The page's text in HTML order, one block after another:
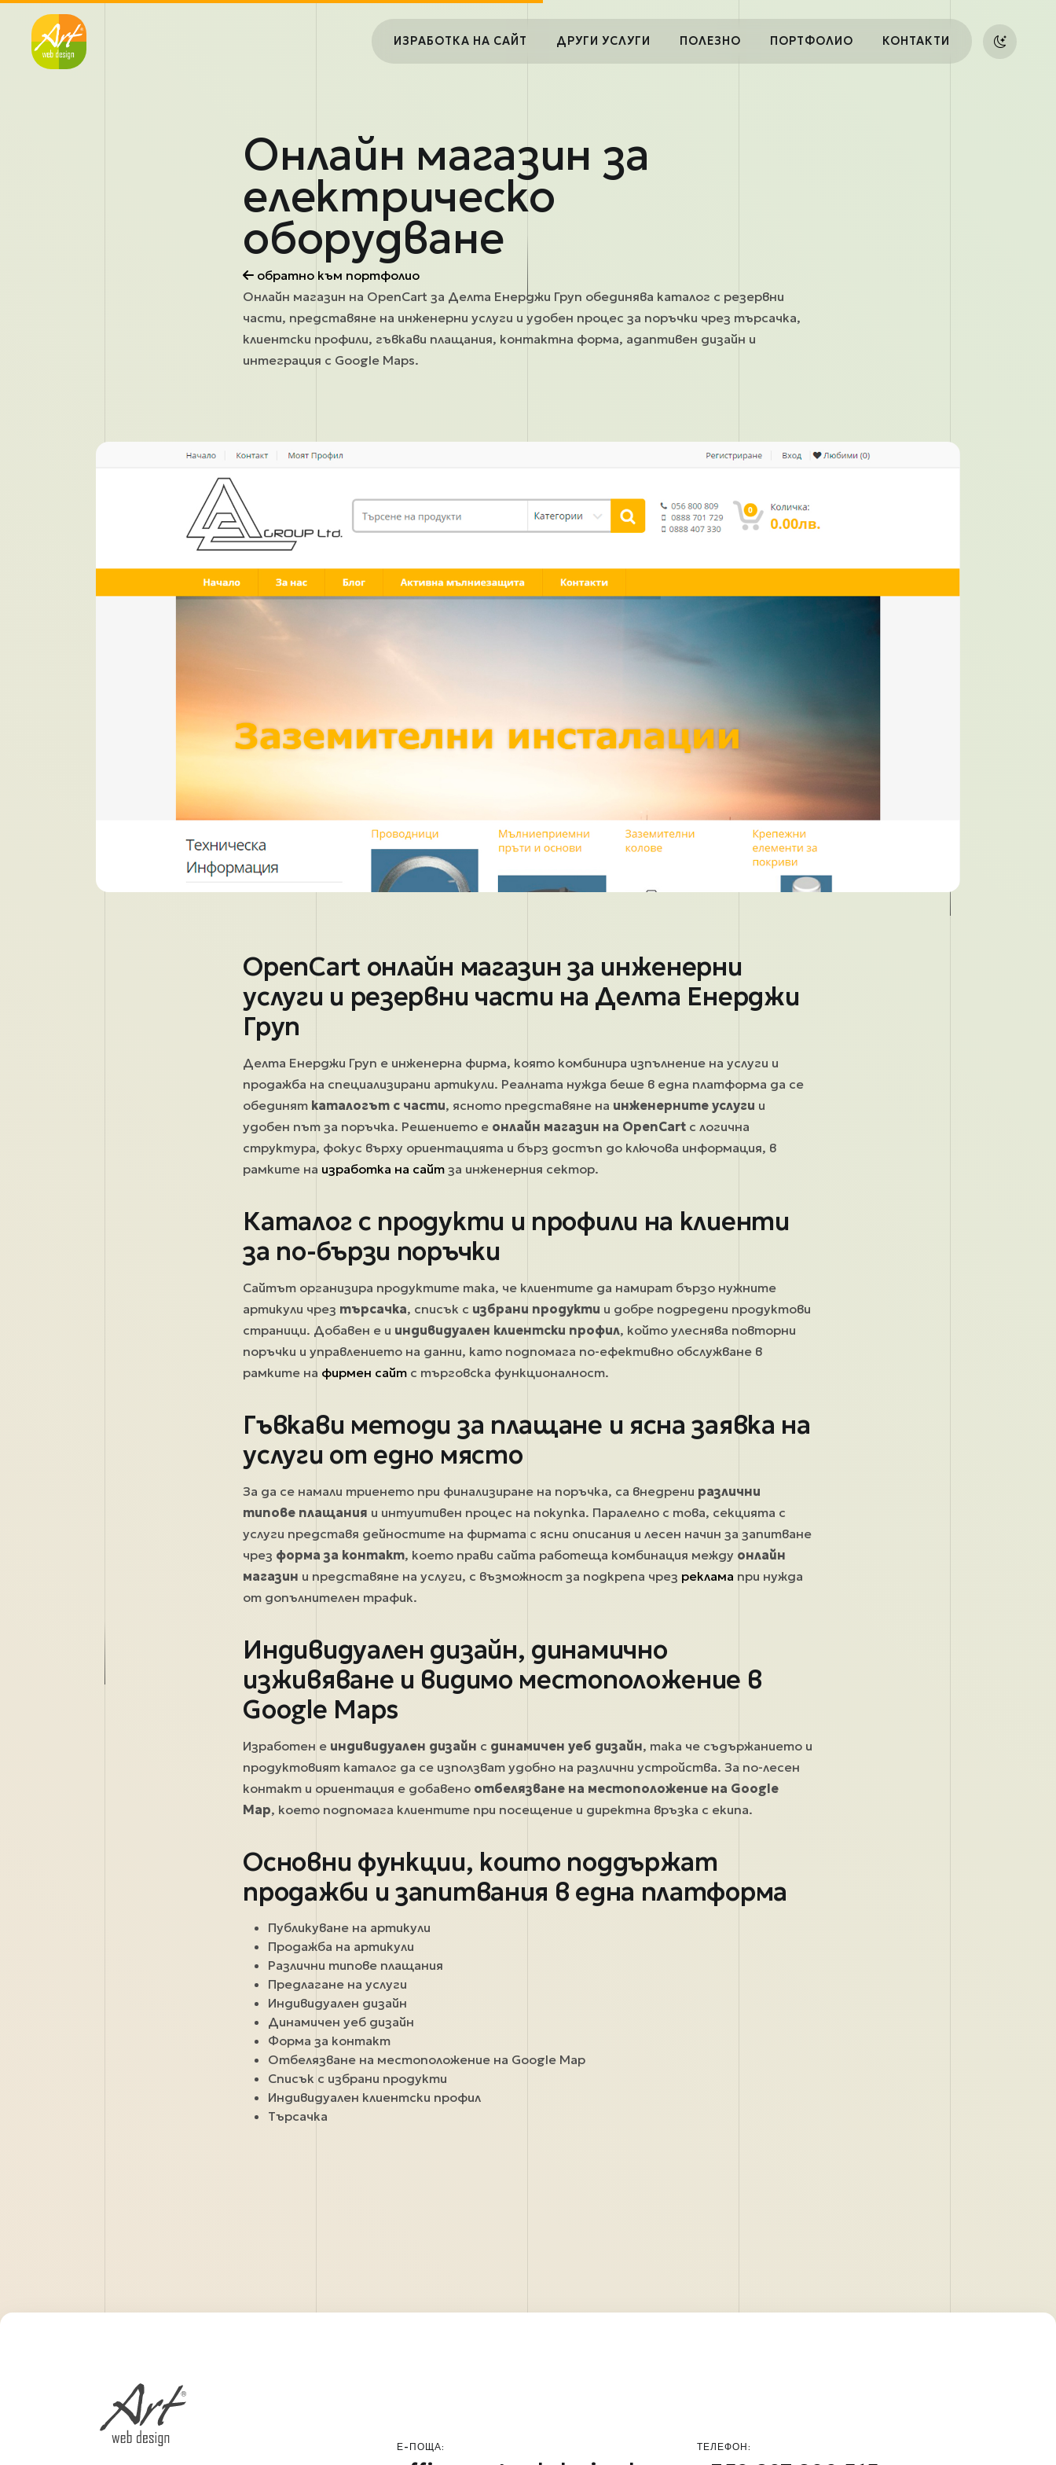
Main navigation
ИЗРАБОТКА НА САЙТ ДРУГИ УСЛУГИ ПОЛЕЗНО ПОРТФОЛИО КОНТАКТИ
Онлайн магазин за
електрическо
оборудване
обратно към портфолио
Онлайн магазин на OpenCart за Делта Енерджи Груп обединява каталог с резервни
части, представяне на инженерни услуги и удобен процес за поръчки чрез търсачка,
клиентски профили, гъвкави плащания, контактна форма, адаптивен дизайн и
интеграция с Google Maps.
OpenCart онлайн магазин за инженерни
услуги и резервни части на Делта Енерджи
Груп
Делта Енерджи Груп е инженерна фирма, която комбинира изпълнение на услуги и
продажба на специализирани артикули. Реалната нужда беше в една платформа да се
обединят каталогът с части, ясното представяне на инженерните услуги и
удобен път за поръчка. Решението е онлайн магазин на OpenCart с логична
структура, фокус върху ориентацията и бърз достъп до ключова информация, в
рамките на изработка на сайт за инженерния сектор.
Каталог с продукти и профили на клиенти
за по-бързи поръчки
Сайтът организира продуктите така, че клиентите да намират бързо нужните
артикули чрез търсачка, списък с избрани продукти и добре подредени продуктови
страници. Добавен е и индивидуален клиентски профил, който улеснява повторни
поръчки и управлението на данни, като подпомага по-ефективно обслужване в
рамките на фирмен сайт с търговска функционалност.
Гъвкави методи за плащане и ясна заявка на
услуги от едно място
За да се намали триенето при финализиране на поръчка, са внедрени различни
типове плащания и интуитивен процес на покупка. Паралелно с това, секцията с
услуги представя дейностите на фирмата с ясни описания и лесен начин за запитване
чрез форма за контакт, което прави сайта работеща комбинация между онлайн
магазин и представяне на услуги, с възможност за подкрепа чрез реклама при нужда
от допълнителен трафик.
Индивидуален дизайн, динамично
изживяване и видимо местоположение в
Google Maps
Изработен е индивидуален дизайн с динамичен уеб дизайн, така че съдържанието и
продуктовият каталог да се използват удобно на различни устройства. За по-лесен
контакт и ориентация е добавено отбелязване на местоположение на Google
Map, което подпомага клиентите при посещение и директна връзка с екипа.
Основни функции, които поддържат
продажби и запитвания в една платформа
Публикуване на артикули
Продажба на артикули
Различни типове плащания
Предлагане на услуги
Индивидуален дизайн
Динамичен уеб дизайн
Форма за контакт
Отбелязване на местоположение на Google Map
Списък с избрани продукти
Индивидуален клиентски профил
Търсачка
Е-ПОЩА: ТЕЛЕФОН: